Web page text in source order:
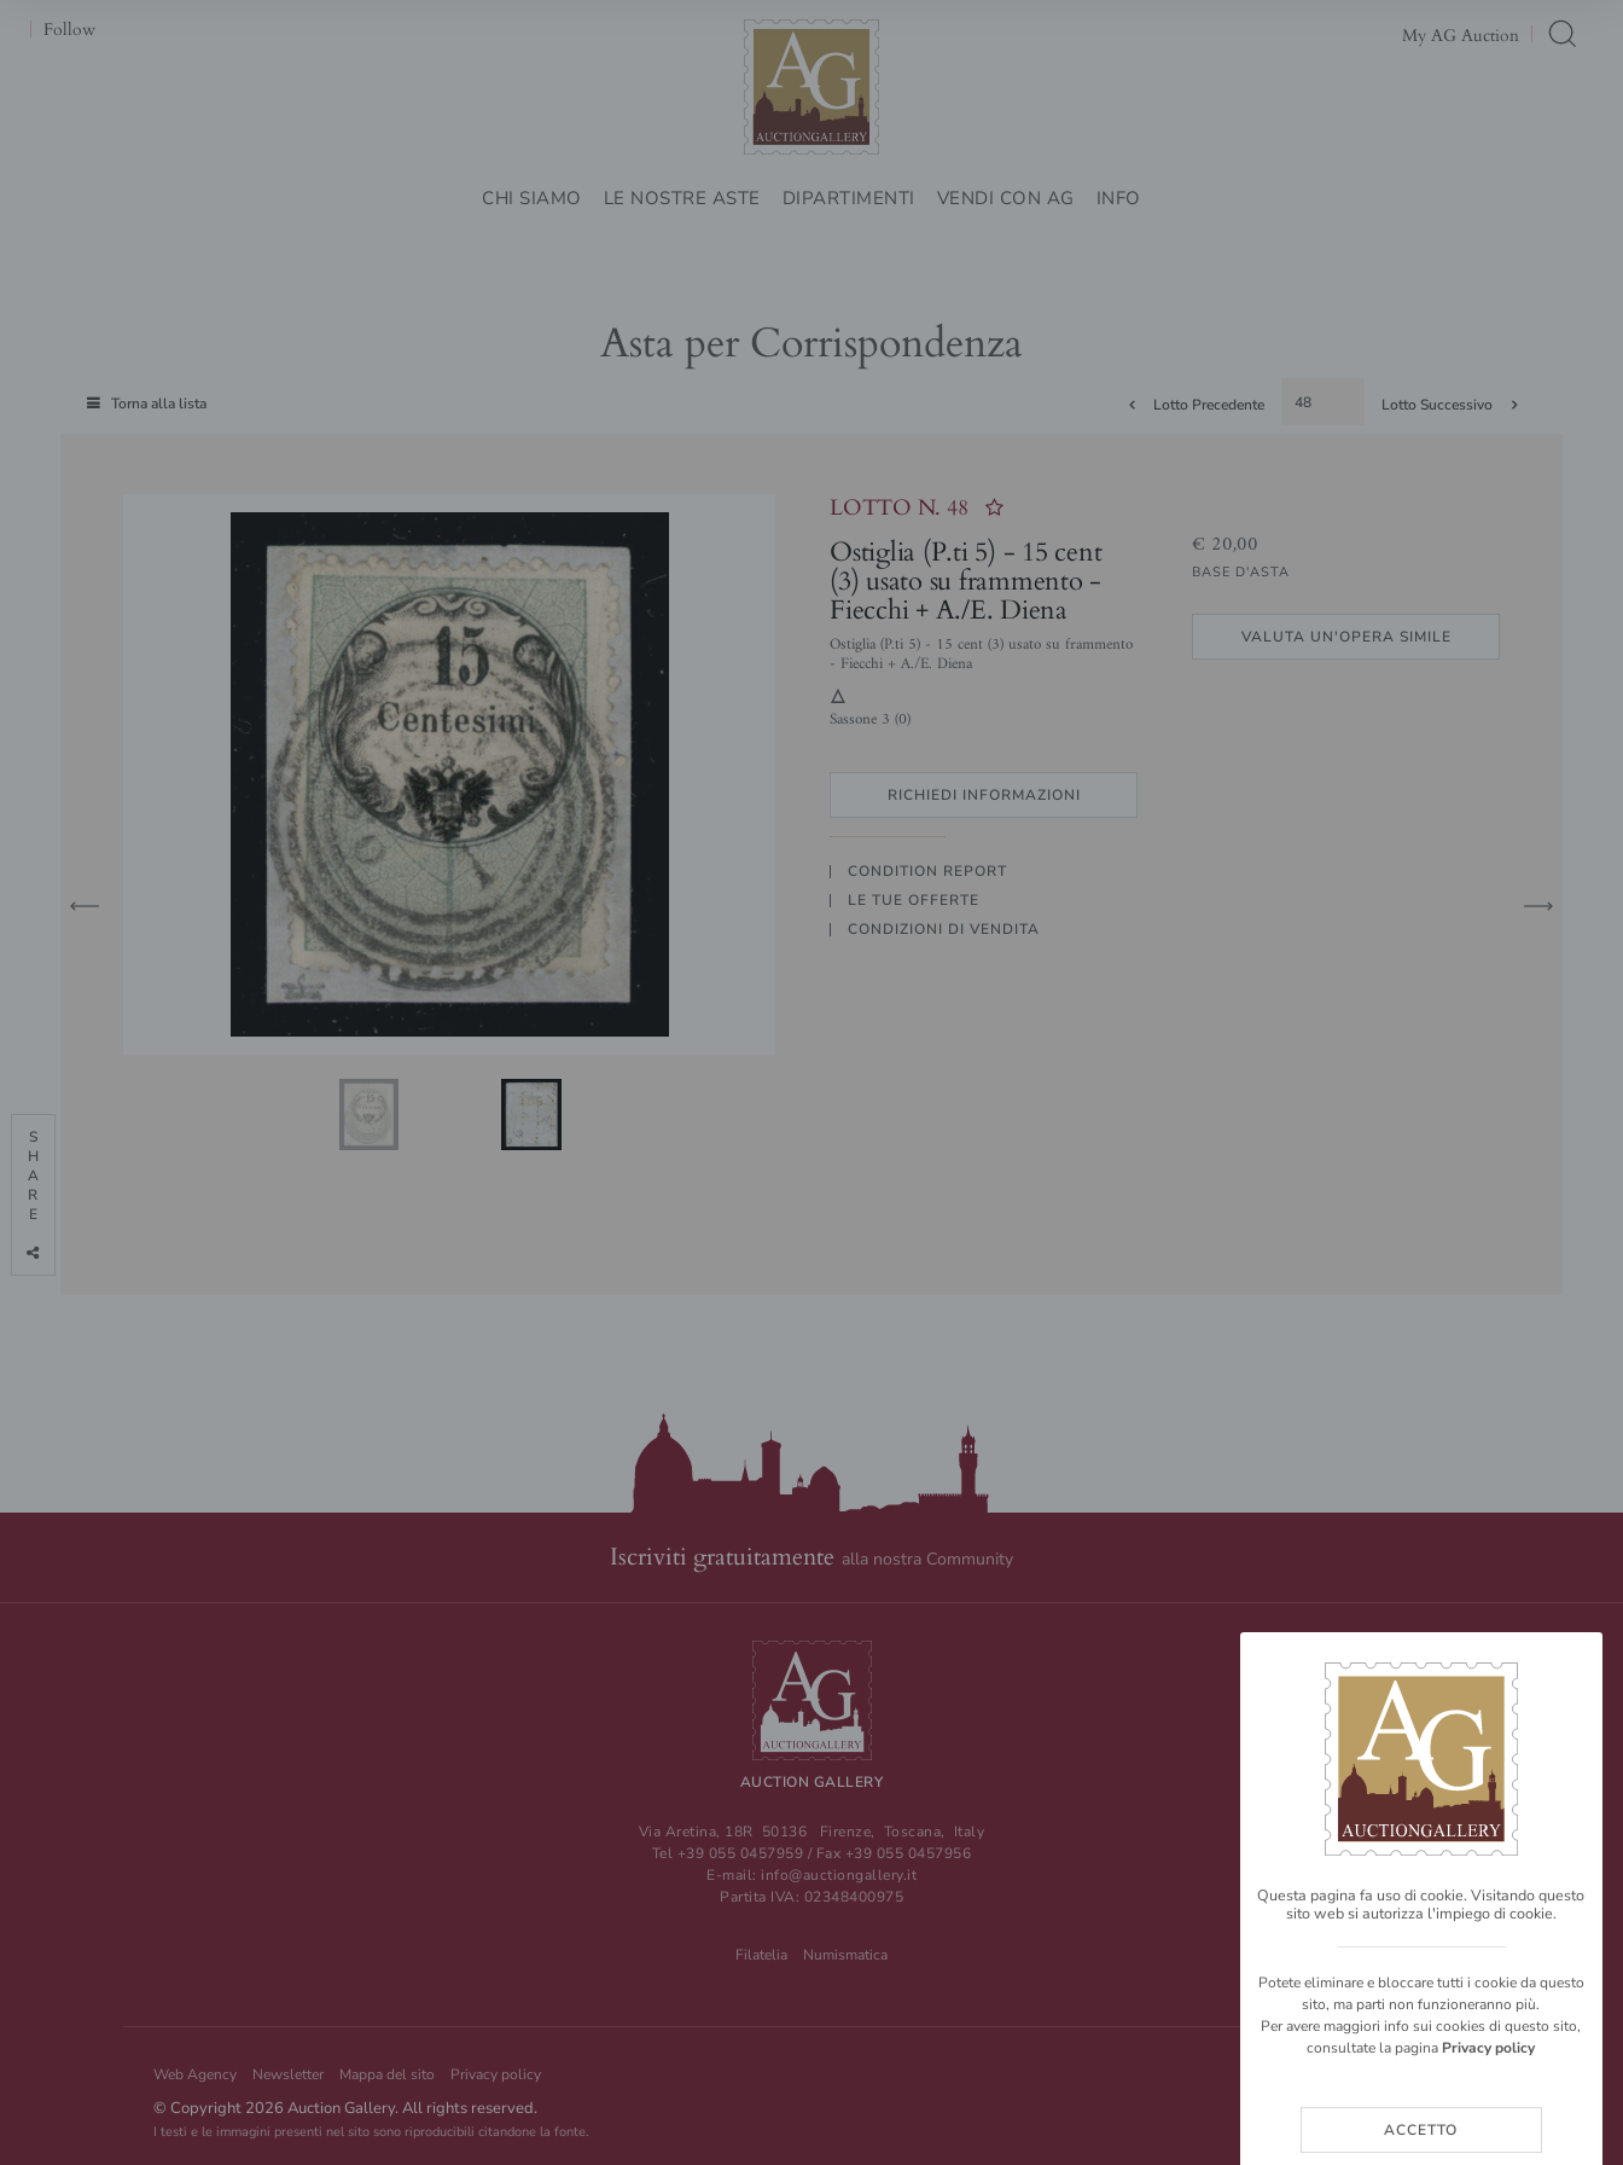
Follow My AG Auction
CHI SIAMO LE NOSTRE ASTE DIPARTIMENTI VENDI CON AG INFO
Asta per Corrispondenza
Torna alla lista Lotto Precedente Lotto Successivo
LOTTO N. 48
Ostiglia (P.ti 5) - 15 cent
(3) usato su frammento -
Fiecchi + A./E. Diena
Ostiglia (P.ti 5) - 15 cent (3) usato su frammento
- Fiecchi + A./E. Diena
3
Sassone 3 (0)
RICHIEDI INFORMAZIONI
CONDITION REPORT
LE TUE OFFERTE
CONDIZIONI DI VENDITA
€ 20,00
BASE D'ASTA
VALUTA UN'OPERA SIMILE
Iscriviti gratuitamente alla nostra Community
AUCTION GALLERY
Via Aretina, 18R 50136 Firenze, Toscana, Italy
Tel +39 055 0457959 / Fax +39 055 0457956
E-mail: info@auctiongallery.it
Partita IVA: 02348400975
Filatelia Numismatica
Web Agency Newsletter Mappa del sito Privacy policy
© Copyright 2026 Auction Gallery. All rights reserved.
I testi e le immagini presenti nel sito sono riproducibili citandone la fonte.
S
H
A
R
E
Questa pagina fa uso di cookie. Visitando questo
sito web si autorizza l'impiego di cookie.
Potete eliminare e bloccare tutti i cookie da questo
sito, ma parti non funzioneranno più.
Per avere maggiori info sui cookies di questo sito,
consultate la pagina Privacy policy
ACCETTO